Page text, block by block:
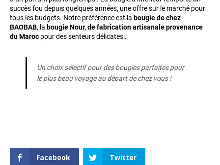
succès fou depuis quelques années, une offre sur le marché pour
tous les budgets. Notre préférence est la bougie de chez
BAOBAB, la bougie Nour, de fabrication artisanale provenance
du Maroc pour des senteurs délicates…
Un choix sélectif pour des bougies parfaites pour
le plus beau voyage au départ de chez vous !
Facebook Twitter